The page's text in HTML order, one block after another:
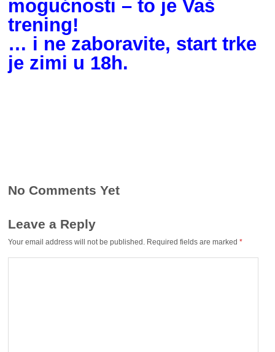
mogućnosti – to je Vaš
trening!
… i ne zaboravite, start trke
je zimi u 18h.
No Comments Yet
Leave a Reply
Your email address will not be published. Required fields are marked*